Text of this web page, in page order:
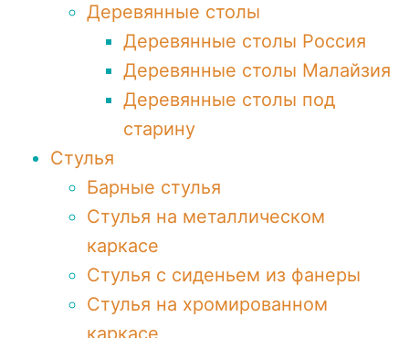
Деревянные столы
Деревянные столы Россия
Деревянные столы Малайзия
Деревянные столы под
старину
Стулья
Барные стулья
Стулья на металлическом
каркасе
Стулья с сиденьем из фанеры
Стулья на хромированном
каркасе